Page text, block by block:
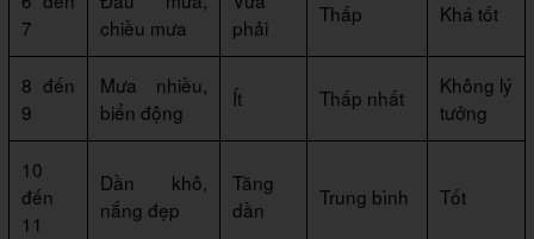
7
chiều mưa
phải
Thấp Khá tốt
8 đến
9
Mưa nhiều,
biển động
Ít Thấp nhất
Không lý
tưởng
10
đến
11
Dần khô,
nắng đẹp
Tăng
dần
Trung bình Tốt